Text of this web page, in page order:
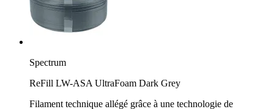
Spectrum
ReFill LW-ASA UltraFoam Dark Grey
Filament technique allégé grâce à une technologie de